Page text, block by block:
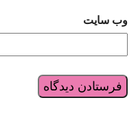
وب‌ سایت